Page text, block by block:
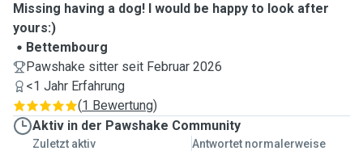
Missing having a dog! I would be happy to look after
yours:)
Bettembourg
Pawshake sitter seit Februar 2026
<1 Jahr Erfahrung
(1 Bewertung)
Aktiv in der Pawshake Community
Zuletzt aktiv
Antwortet normalerweise